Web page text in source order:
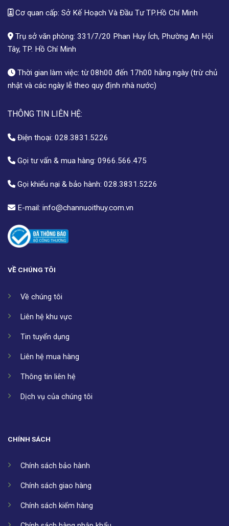
Cơ quan cấp: Sở Kế Hoạch Và Đầu Tư TP.Hồ Chí Minh
Trụ sở văn phòng: 331/7/20 Phan Huy Ích, Phường An Hội
Tây, TP. Hồ Chí Minh
Thời gian làm việc: từ 08h00 đến 17h00 hằng ngày (trừ chủ
nhật và các ngày lễ theo quy định nhà nước)
THÔNG TIN LIÊN HỆ:
Điện thoại: 028.3831.5226
Gọi tư vấn & mua hàng: 0966.566.475
Gọi khiếu nại & bảo hành: 028.3831.5226
E-mail: info@channuoithuy.com.vn
VỀ CHÚNG TÔI
Về chúng tôi
Liên hệ khu vực
Tin tuyển dụng
Liên hệ mua hàng
Thông tin liên hệ
Dịch vụ của chúng tôi
CHÍNH SÁCH
Chính sách bảo hành
Chính sách giao hàng
Chính sách kiểm hàng